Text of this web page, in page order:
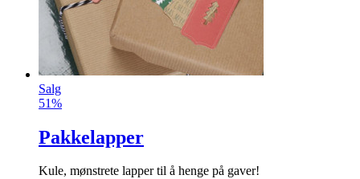
Salg
51%
Pakkelapper
Kule, mønstrete lapper til å henge på gaver!